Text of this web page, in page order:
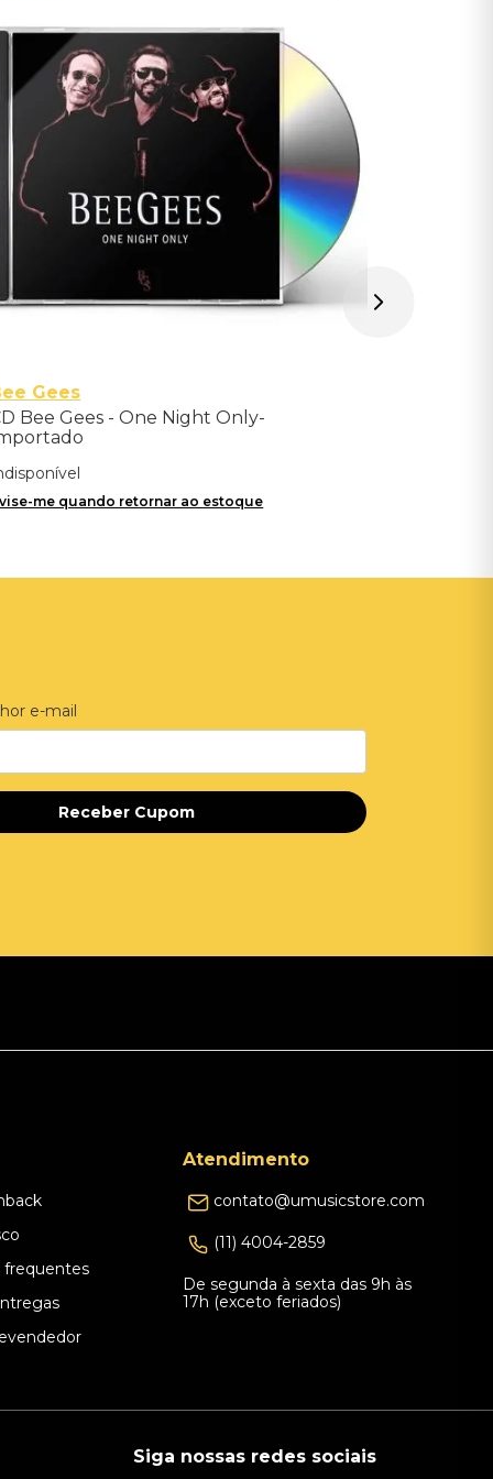
Gees
Bee Gees - One Night Only-
me quando retornar ao estoque
e-mail
Receber Cupom
frequentes
Atendimento
contato@umusicstore.com
(11) 4004-2859
De segunda à sexta das 9h às
17h (exceto feriados)
Siga nossas redes sociais